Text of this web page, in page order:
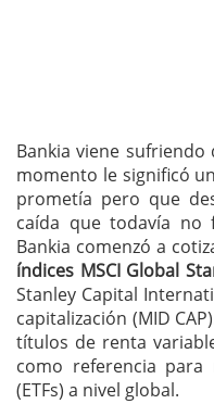
Bankia viene
momento le significó
prometía pero que
caída que todavía no
Bankia comenzó a
índices MSCI Global
Stanley Capital
capitalización (MID
títulos de renta
como referencia
(ETFs) a nivel global.